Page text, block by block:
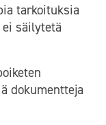
tarkoituksia
säilytetä
dokumentteja